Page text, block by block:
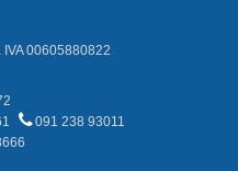
00605880822
091 238 93011